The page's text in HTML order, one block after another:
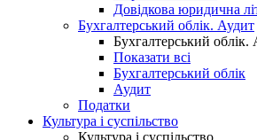
Довідкова юридична
Бухгалтерський облік. Аудит
Бухгалтерський облік.
Показати всі
Бухгалтерський облік
Аудит
Податки
Культура і суспільство
Культура і суспільство